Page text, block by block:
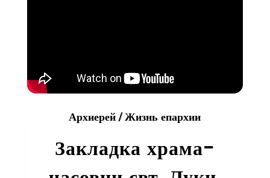
Архиерей /Жизнь епархии
Закладка храма-